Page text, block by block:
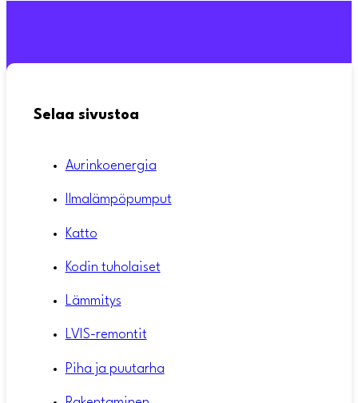
Selaa sivustoa
Aurinkoenergia
Ilmalämpöpumput
Katto
Kodin tuholaiset
Lämmitys
LVIS-remontit
Piha ja puutarha